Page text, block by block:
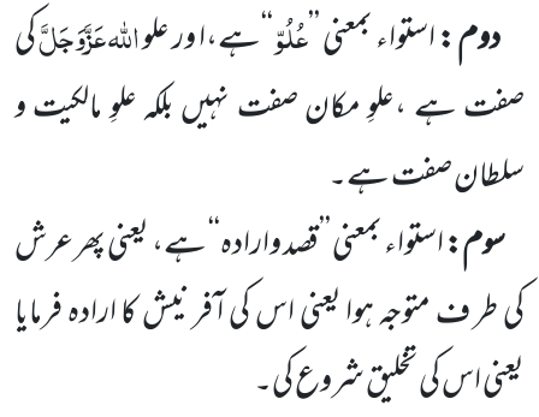
دوم :استواء بمعنی ’’عُلُوّ‘‘ہے،ا ور علواللہعَزَّوَجَلَّکی
صفت ہے ،علوِ مکان صفت نہیں بلکہ علوِ مالکیت و
سلطان صفت ہے۔
سوم:استواء بمعنی ’’قصد وارادہ‘‘ ہے، یعنی پھر عرش
کی طر ف متوجہ ہوا یعنی اس کی ا ٓفر نیش کا ارادہ فرمایا
یعنی اس کی تخلیق شروع کی۔